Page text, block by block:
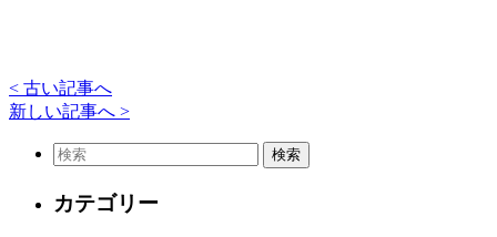
< 古い記事へ
新しい記事へ >
カテゴリー